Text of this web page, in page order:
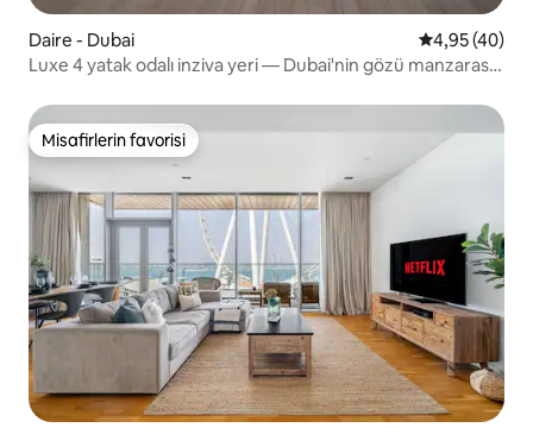
Daire - Dubai 5 üzerinden
4,95 (40)
Luxe 4 yatak odalı inziva yeri — Dubai'nin gözü manzarası,
Misafirlerin favorisi
Misafirlerin favorisi